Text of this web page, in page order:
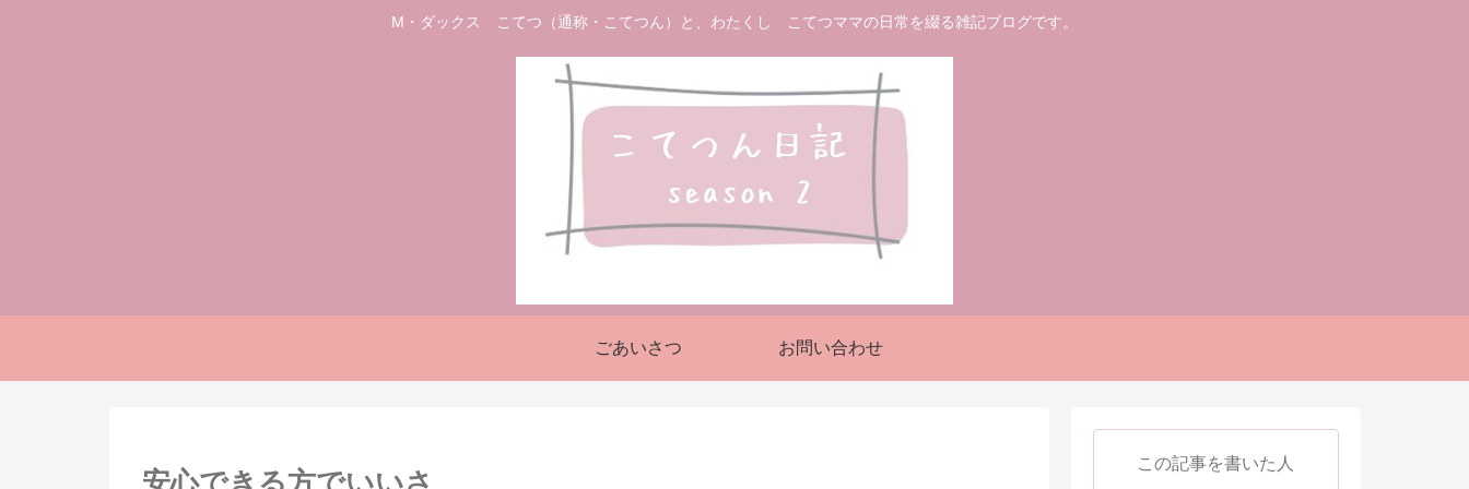
M・ダックス こてつ（通称・こてつん）と、わたくし こてつママの日常を綴る雑記ブログです。
ごあいさつ お問い合わせ
安心できる方でいいさ
この記事を書いた人